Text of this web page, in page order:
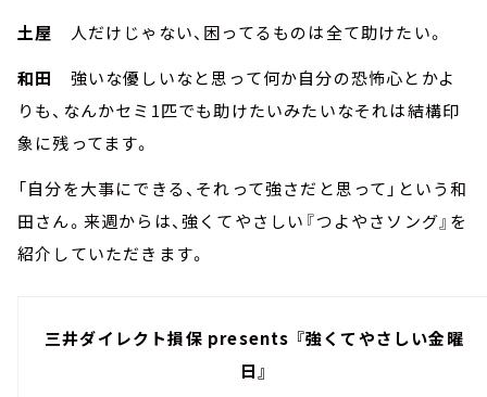
土屋
人だけじゃない、困ってるものは全て助けたい。
和田
強いな優しいなと思って何か自分の恐怖心とかよ
りも、なんかセミ1匹でも助けたいみたいなそれは結構印
象に残ってます。
「自分を大事にできる、それって強さだと思って」という和
田さん。来週からは、強くてやさしい『つよやさソング』を
紹介していただきます。
三井ダイレクト損保 presents 『強くてやさしい金曜
日』